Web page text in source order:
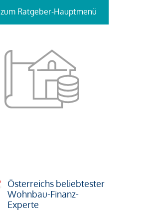
zum Ratgeber-Hauptmenü
Österreichs beliebtester
Wohnbau-Finanz-
Experte